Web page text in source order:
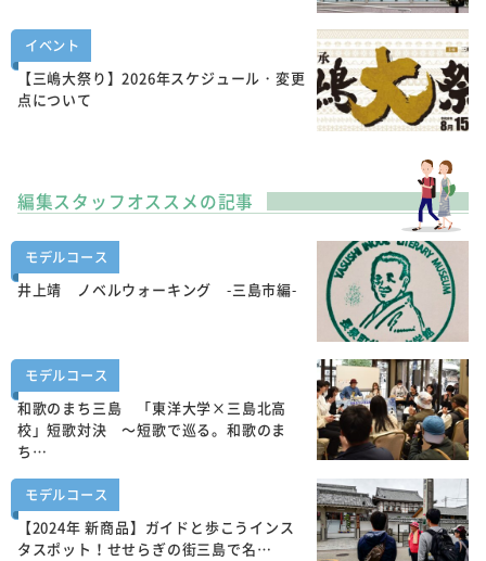
イベント
【三嶋大祭り】2026年スケジュール・変更
点について
編集スタッフオススメの記事
モデルコース
井上靖 ノベルウォーキング -三島市編-
モデルコース
和歌のまち三島 「東洋大学×三島北高
校」短歌対決 ～短歌で巡る。和歌のま
ち…
モデルコース
【2024年 新商品】ガイドと歩こうインス
タスポット！せせらぎの街三島で名…